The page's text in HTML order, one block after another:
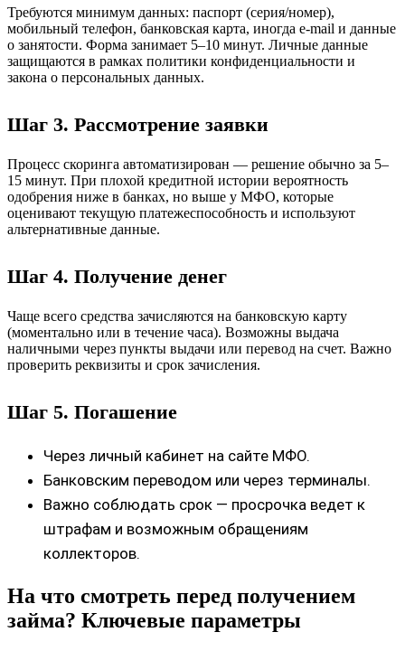
Требуются минимум данных: паспорт (серия/номер),
мобильный телефон, банковская карта, иногда e-mail и данные
о занятости. Форма занимает 5–10 минут. Личные данные
защищаются в рамках политики конфиденциальности и
закона о персональных данных.
Шаг 3. Рассмотрение заявки
Процесс скоринга автоматизирован — решение обычно за 5–
15 минут. При плохой кредитной истории вероятность
одобрения ниже в банках, но выше у МФО, которые
оценивают текущую платежеспособность и используют
альтернативные данные.
Шаг 4. Получение денег
Чаще всего средства зачисляются на банковскую карту
(моментально или в течение часа). Возможны выдача
наличными через пункты выдачи или перевод на счет. Важно
проверить реквизиты и срок зачисления.
Шаг 5. Погашение
Через личный кабинет на сайте МФО.
Банковским переводом или через терминалы.
Важно соблюдать срок — просрочка ведет к
штрафам и возможным обращениям
коллекторов.
На что смотреть перед получением
займа? Ключевые параметры